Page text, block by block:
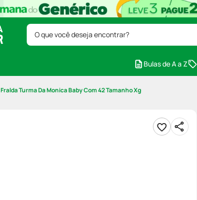
O que você deseja encontrar?
Bulas de A a Z
Fralda Turma Da Monica Baby Com 42 Tamanho Xg